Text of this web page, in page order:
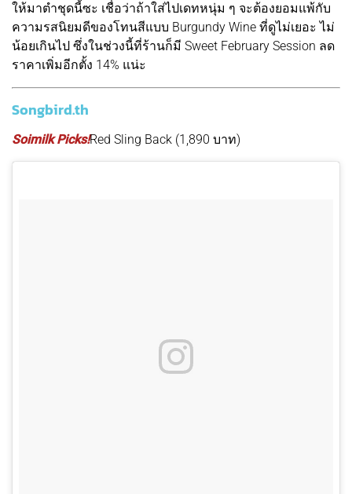
ให้มาตำชุดนี้ซะ เชื่อว่าถ้าใส่ไปเดทหนุ่ม ๆ จะต้องยอมแพ้กับ
ความรสนิยมดีของโทนสีแบบ Burgundy Wine ที่ดูไม่เยอะ ไม่
น้อยเกินไป ซึ่งในช่วงนี้ที่ร้านก็มี Sweet February Session ลด
ราคาเพิ่มอีกตั้ง 14% แน่ะ
Songbird.th
Soimilk Picks!Red Sling Back (1,890 บาท)